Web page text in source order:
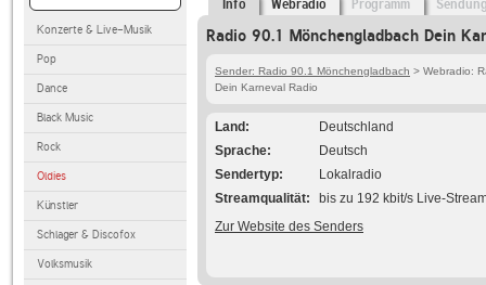
Konzerte & Live-Musik
Pop
Dance
Black Music
Rock
Oldies
Künstler
Schlager & Discofox
Volksmusik
Info Webradio Programm
Radio 90.1 Mönchengladbach Dein
Sender: Radio 90.1 Mönchengladbach > Webradio:
Dein Karneval Radio
Land
Deutschland
Sprache
Deutsch
Sendertyp
Lokalradio
Streamqualität
bis zu 192 kbit/s Live-
Zur Website des Senders